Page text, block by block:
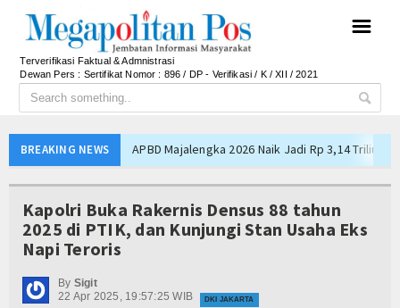
☰
Terverifikasi Faktual & Admnistrasi
Dewan Pers : Sertifikat Nomor : 896 / DP - Verifikasi / K / XII / 2021
BREAKING NEWS
APBD Majalengka 2026 Naik Jadi Rp 3,14 Triliun,
Ateng Sutisna Satukan Ribuan Bobotoh, Nobar
Munjirin Panen Padi Ciherang di Cakung, Urban
Kapolri Buka Rakernis Densus 88 tahun
2025 di PTIK, dan Kunjungi Stan Usaha Eks
Napi Teroris
By Sigit
22 Apr 2025, 19:57:25 WIB
DKI JAKARTA